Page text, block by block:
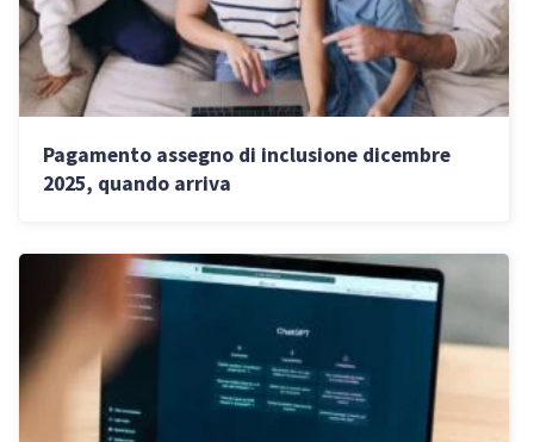
Pagamento assegno di inclusione dicembre
2025, quando arriva